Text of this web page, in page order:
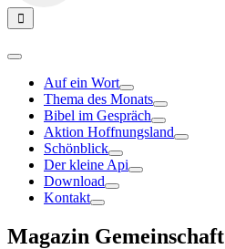
Auf ein Wort
Thema des Monats
Bibel im Gespräch
Aktion Hoffnungsland
Schönblick
Der kleine Api
Download
Kontakt
Magazin Gemeinschaft